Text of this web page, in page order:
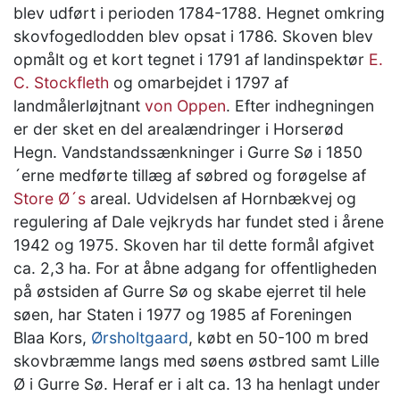
blev udført i perioden 1784-1788. Hegnet omkring
skovfogedlodden blev opsat i 1786. Skoven blev
opmålt og et kort tegnet i 1791 af landinspektør E.
C. Stockfleth og omarbejdet i 1797 af
landmålerløjtnant von Oppen. Efter indhegningen
er der sket en del arealændringer i Horserød
Hegn. Vandstandssænkninger i Gurre Sø i 1850
´erne medførte tillæg af søbred og forøgelse af
Store Ø´s areal. Udvidelsen af Hornbækvej og
regulering af Dale vejkryds har fundet sted i årene
1942 og 1975. Skoven har til dette formål afgivet
ca. 2,3 ha. For at åbne adgang for offentligheden
på østsiden af Gurre Sø og skabe ejerret til hele
søen, har Staten i 1977 og 1985 af Foreningen
Blaa Kors, Ørsholtgaard, købt en 50-100 m bred
skovbræmme langs med søens østbred samt Lille
Ø i Gurre Sø. Heraf er i alt ca. 13 ha henlagt under